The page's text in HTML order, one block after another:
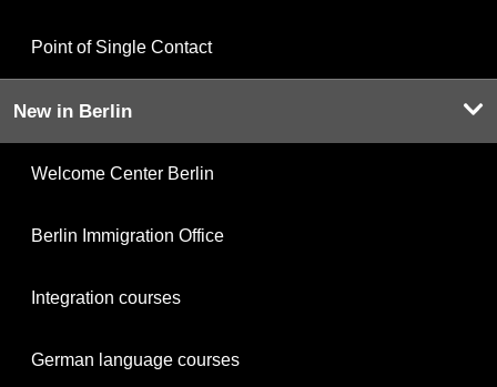
Point of Single Contact
New in Berlin
Welcome Center Berlin
Berlin Immigration Office
Integration courses
German language courses